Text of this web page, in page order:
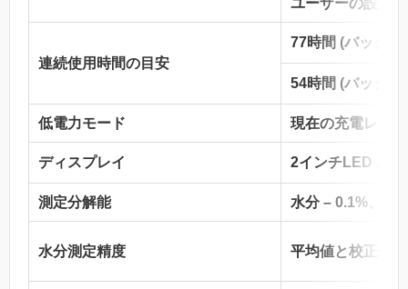
ユーザーの設定
連続使用時間の目安
77時間 (バックラ
54時間 (バックラ
低電力モード 現在の充電レベ
ディスプレイ 2インチLED バ
測定分解能 水分 – 0.1%、温
水分測定精度 平均値と校正値